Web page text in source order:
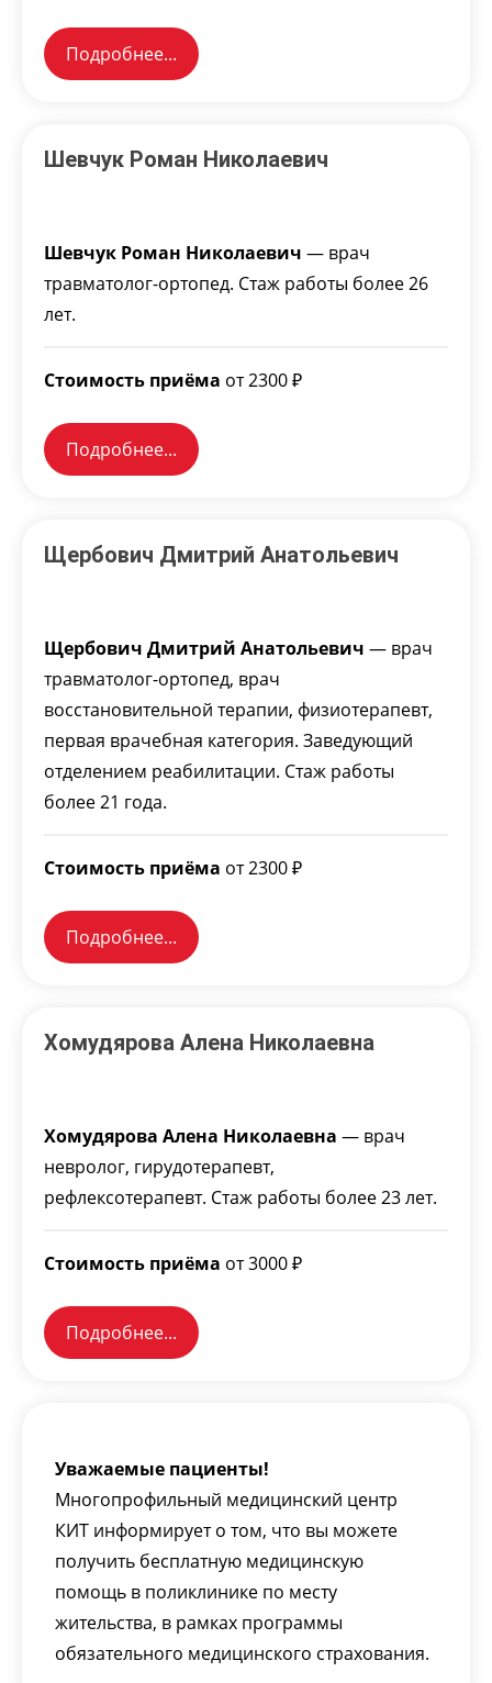
Подробнее...
Шевчук Роман Николаевич
Шевчук Роман Николаевич — врач
травматолог-ортопед. Стаж работы более 26
лет.
Стоимость приёма от 2300 ₽
Подробнее...
Щербович Дмитрий Анатольевич
Щербович Дмитрий Анатольевич — врач
травматолог-ортопед, врач
восстановительной терапии, физиотерапевт,
первая врачебная категория. Заведующий
отделением реабилитации. Стаж работы
более 21 года.
Стоимость приёма от 2300 ₽
Подробнее...
Хомудярова Алена Николаевна
Хомудярова Алена Николаевна — врач
невролог, гирудотерапевт,
рефлексотерапевт. Стаж работы более 23 лет.
Стоимость приёма от 3000 ₽
Подробнее...
Уважаемые пациенты!
Многопрофильный медицинский центр
КИТ информирует о том, что вы можете
получить бесплатную медицинскую
помощь в поликлинике по месту
жительства, в рамках программы
обязательного медицинского страхования.